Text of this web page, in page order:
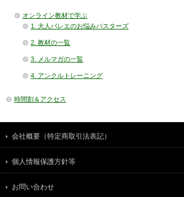
オンライン教材で学ぶ
1. 大人バレエのお悩みバスターズ
2. 教材の一覧
3. メルマガの一覧
4. アンクルトレーニング
時間割＆アクセス
会社概要（特定商取引法表記）
個人情報保護方針等
お問い合わせ